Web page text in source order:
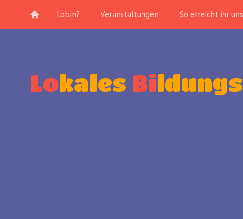
Lobin? Veranstaltungen So erreicht ihr uns
Lokales Bildungs